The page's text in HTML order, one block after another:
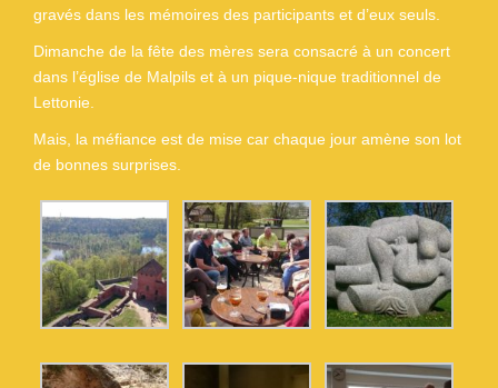
gravés dans les mémoires des participants et d’eux seuls.
Dimanche de la fête des mères sera consacré à un concert
dans l’église de Malpils et à un pique-nique traditionnel de
Lettonie.
Mais, la méfiance est de mise car chaque jour amène son lot
de bonnes surprises.